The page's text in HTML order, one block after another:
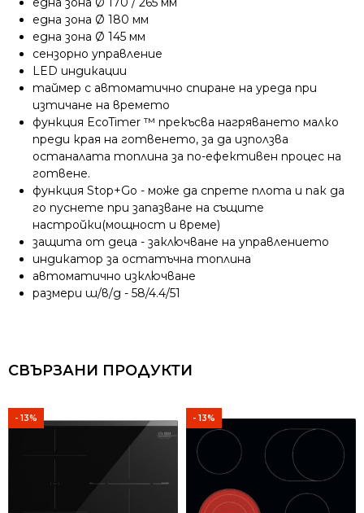
една зона Ø 180 мм
една зона Ø 145 мм
сензорно управление
LED индикации
таймер с автоматично спиране на уреда при
изтичане на времето
функция EcoTimer ™ прекъсва нагряването малко
преди края на готвенето, за да използва
останалата топлина за по-ефективен процес на
готвене.
функция Stop+Go - може да спрете плота и пак да
го пуснете при запазване на същите
настройки(мощност и време)
защита от деца - заключване на управлението
индикатор за остатъчна топлина
автоматично изключване
размери ш/в/д - 58/4.4/51
СВЪРЗАНИ ПРОДУКТИ
- 13% - 13%